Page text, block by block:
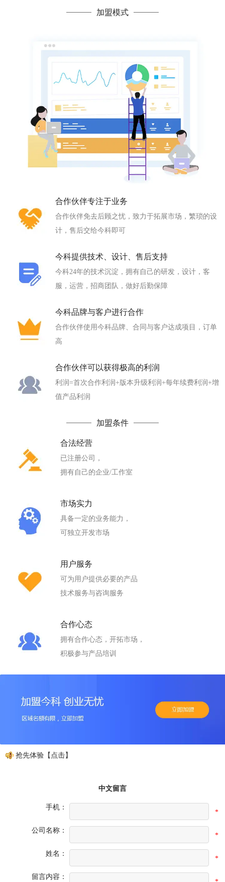
加盟模式
合作伙伴专注于业务
合作伙伴免去后顾之忧，致力于拓展市场，繁琐的设
计，售后交给今科即可
今科提供技术、设计、售后支持
今科24年的技术沉淀，拥有自己的研发，设计，客
服，运营，招商团队，做好后勤保障
今科品牌与客户进行合作
合作伙伴使用今科品牌、合同与客户达成项目，订单
高
合作伙伴可以获得极高的利润
利润=首次合作利润+版本升级利润+每年续费利润+增
值产品利润
加盟条件
合法经营
已注册公司，
拥有自己的企业/工作室
市场实力
具备一定的业务能力，
可独立开发市场
用户服务
可为用户提供必要的产品
技术服务与咨询服务
合作心态
拥有合作心态，开拓市场，
积极参与产品培训
抢先体验【点击】
中文留言
手机：
*
公司名称：
*
姓名：
*
留言内容：